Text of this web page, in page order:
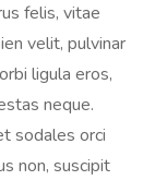
felis, vitae
velit, pulvinar
ligula eros,
neque.
sodales orci
non, suscipit